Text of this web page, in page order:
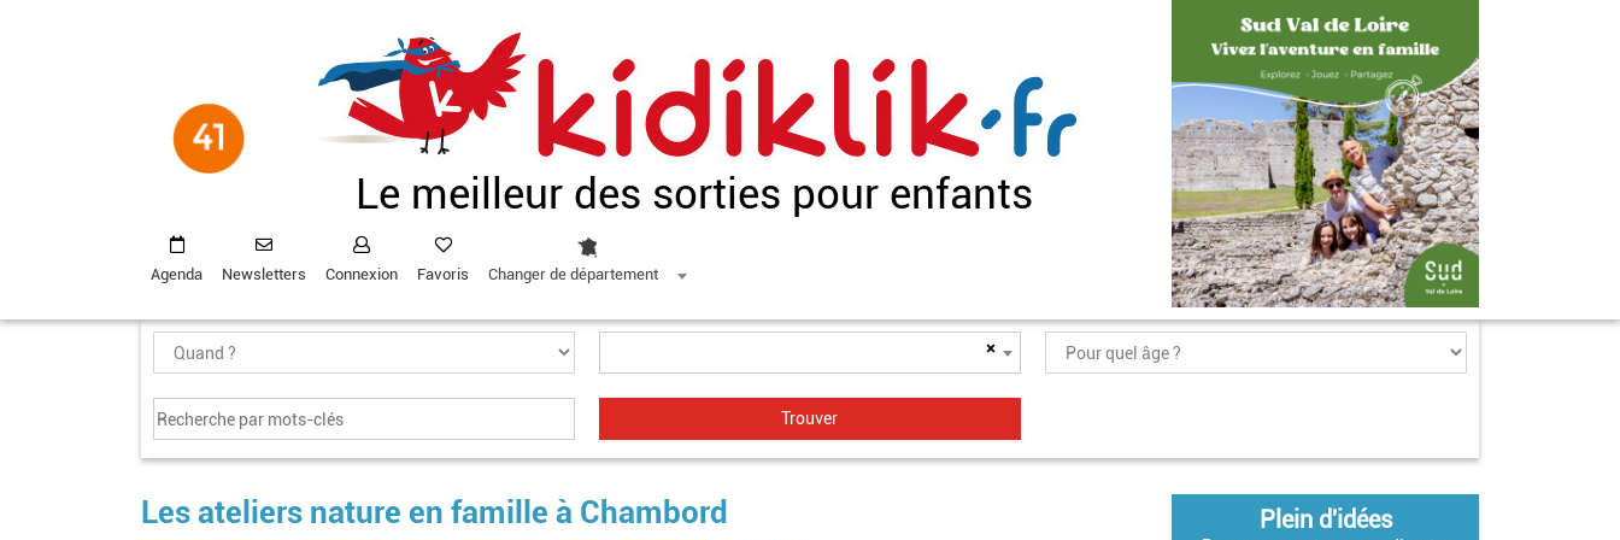
Le meilleur des sorties pour enfants
Agenda Newsletters Connexion Favoris Changer de département
×
Les ateliers nature en famille à Chambord Plein d'idées